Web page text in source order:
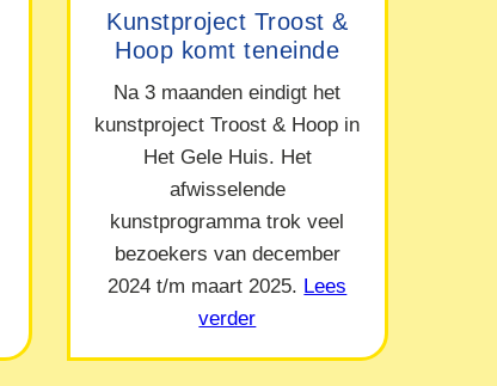
Kunstproject Troost &
Hoop komt teneinde
Na 3 maanden eindigt het
kunstproject Troost & Hoop in
Het Gele Huis. Het
afwisselende
kunstprogramma trok veel
bezoekers van december
2024 t/m maart 2025. Lees
verder